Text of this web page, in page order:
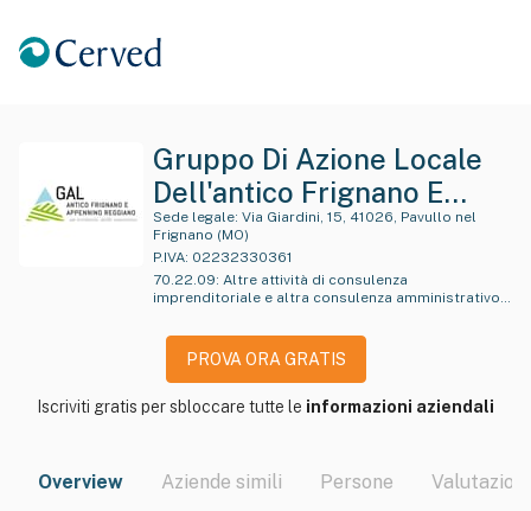
Gruppo Di Azione Locale
Dell'antico Frignano E
Dell'appennino Reggiano
Società Cooperativa
Abbreviabile In G.a.l.
Appennino Reggiano Soc.
Coop.
Sede legale:
Frignano (MO)
P.IVA: 02232330361
70.22.09: Altre attività di consulenza
imprenditoriale e altra consulenza amministrativo-
PROVA ORA GRATIS
Iscriviti gratis per sbloccare tutte le informazioni aziendali
Overview Aziende simili Persone Valutazioni